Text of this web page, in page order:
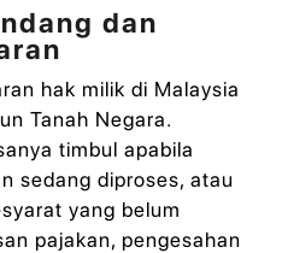
dan
hak milik di Malaysia
Tanah Negara.
timbul apabila
sedang diproses, atau
yang belum
pajakan, pengesahan